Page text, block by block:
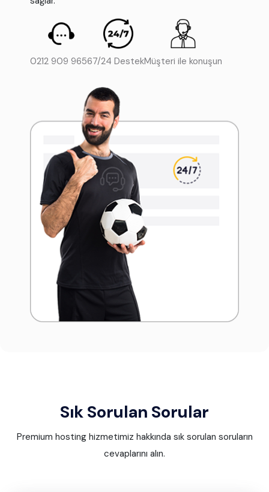
0212 909 96567/24 DestekMüşteri ile konuşun
Sık Sorulan Sorular
Premium hosting hizmetimiz hakkında sık sorulan soruların
cevaplarını alın.